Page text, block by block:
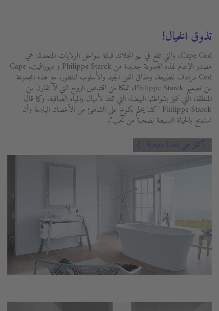
تذوق الخيال!
Cape Cod، والتي تقع في نيو انجلاند قبالة سواحل الولايات المتحدة، هي
مصدر الإلهام لهذه المجموعة جديدة من Philippe Starck و ديوراڨيت. Cape
Cod مرادف للطبيعة، ومذاق الفن الجيد والأسلوب المتطور. مع هذه المجموعة
من تصميم Philippe Starck، تمكنا من اقتناص الروح التي لا تقارن من
المنطقة، التي تتميز بشواطئها البيضاء التي تمتد لأميال والمياه الصافية. وكما قال
Philippe Starck "كلنا يحلم بكوخ على الشاطئ من الأغصان اليابسة وأن
نستمتع بالحياة البسيطة بصحبة من نحب".
أكثر عن Cape Cod